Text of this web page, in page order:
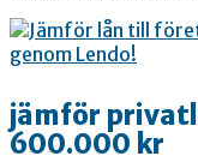
jämför
600.000 kr